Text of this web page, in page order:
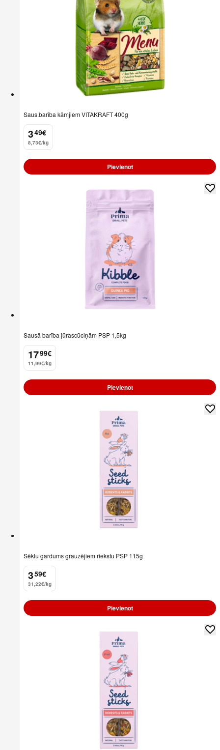
Saus.barība kāmjiem VITAKRAFT 400g
3
. 49€
8,73€/kg
Pievienot
Sausā barība jūrascūciņām PSP 1,5kg
17
. 99€
11,99€/kg
Pievienot
Sēklu gardums grauzējiem riekstu PSP 115g
3
. 59€
31,22€/kg
Pievienot